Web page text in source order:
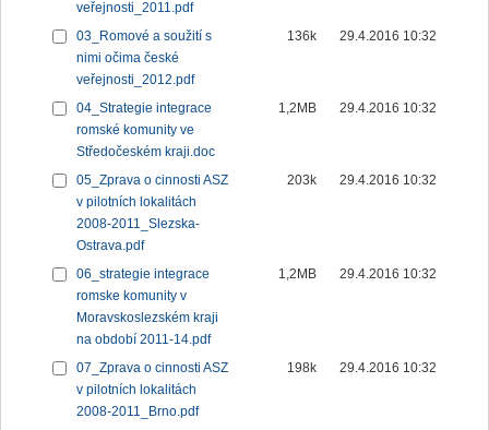
veřejnosti_2011.pdf
03_Romové a soužití s
nimi očima české
veřejnosti_2012.pdf
136k 29.4.2016 10:32
04_Strategie integrace
romské komunity ve
Středočeském kraji.doc
1,2MB 29.4.2016 10:32
05_Zprava o cinnosti ASZ
v pilotních lokalitách
2008-2011_Slezska-
Ostrava.pdf
203k 29.4.2016 10:32
06_strategie integrace
romske komunity v
Moravskoslezském kraji
na období 2011-14.pdf
1,2MB 29.4.2016 10:32
07_Zprava o cinnosti ASZ
v pilotních lokalitách
2008-2011_Brno.pdf
198k 29.4.2016 10:32